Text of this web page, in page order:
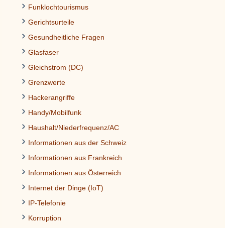
Funklochtourismus
Gerichtsurteile
Gesundheitliche Fragen
Glasfaser
Gleichstrom (DC)
Grenzwerte
Hackerangriffe
Handy/Mobilfunk
Haushalt/Niederfrequenz/AC
Informationen aus der Schweiz
Informationen aus Frankreich
Informationen aus Österreich
Internet der Dinge (IoT)
IP-Telefonie
Korruption